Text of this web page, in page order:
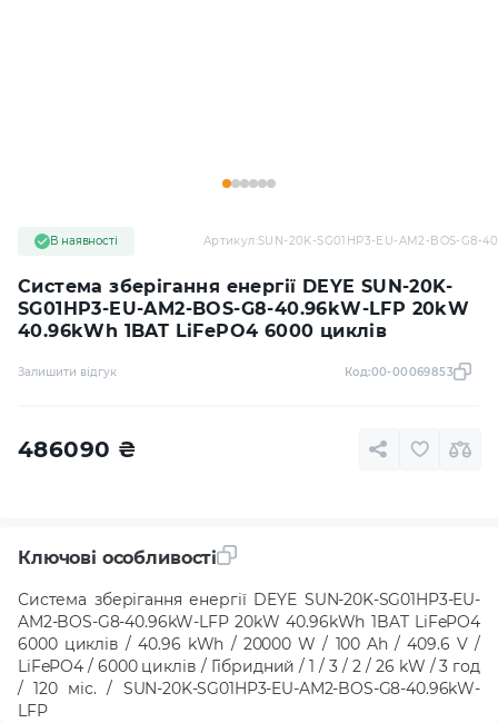
Система зберігання енергії DEYE SUN-20K-
SG01HP3-EU-AM2-BOS-G8-40.96kW-LFP 20kW
40.96kWh 1BAT LiFePO4 6000 циклів
В наявності Артикул:SUN-20K-SG01HP3-EU-AM2-BOS-G8-
Залишити відгук Код:00-00069853
486090 ₴
Ключові особливості
Система зберігання енергії DEYE SUN-20K-SG01HP3-EU-
AM2-BOS-G8-40.96kW-LFP 20kW 40.96kWh 1BAT LiFePO4
6000 циклів / 40.96 kWh / 20000 W / 100 Ah / 409.6 V /
LiFePO4 / 6000 циклів / Гібридний / 1 / 3 / 2 / 26 kW / 3 год
/ 120 міс. / SUN-20K-SG01HP3-EU-AM2-BOS-G8-40.96kW-
LFP